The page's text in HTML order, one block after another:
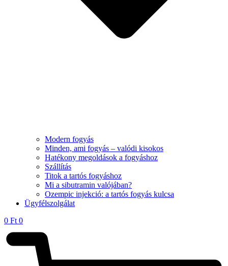
Modern fogyás
Minden, ami fogyás – valódi kisokos
Hatékony megoldások a fogyáshoz
Szállítás
Titok a tartós fogyáshoz
Mi a sibutramin valójában?
Ozempic injekció: a tartós fogyás kulcsa
Ügyfélszolgálat
0 Ft 0